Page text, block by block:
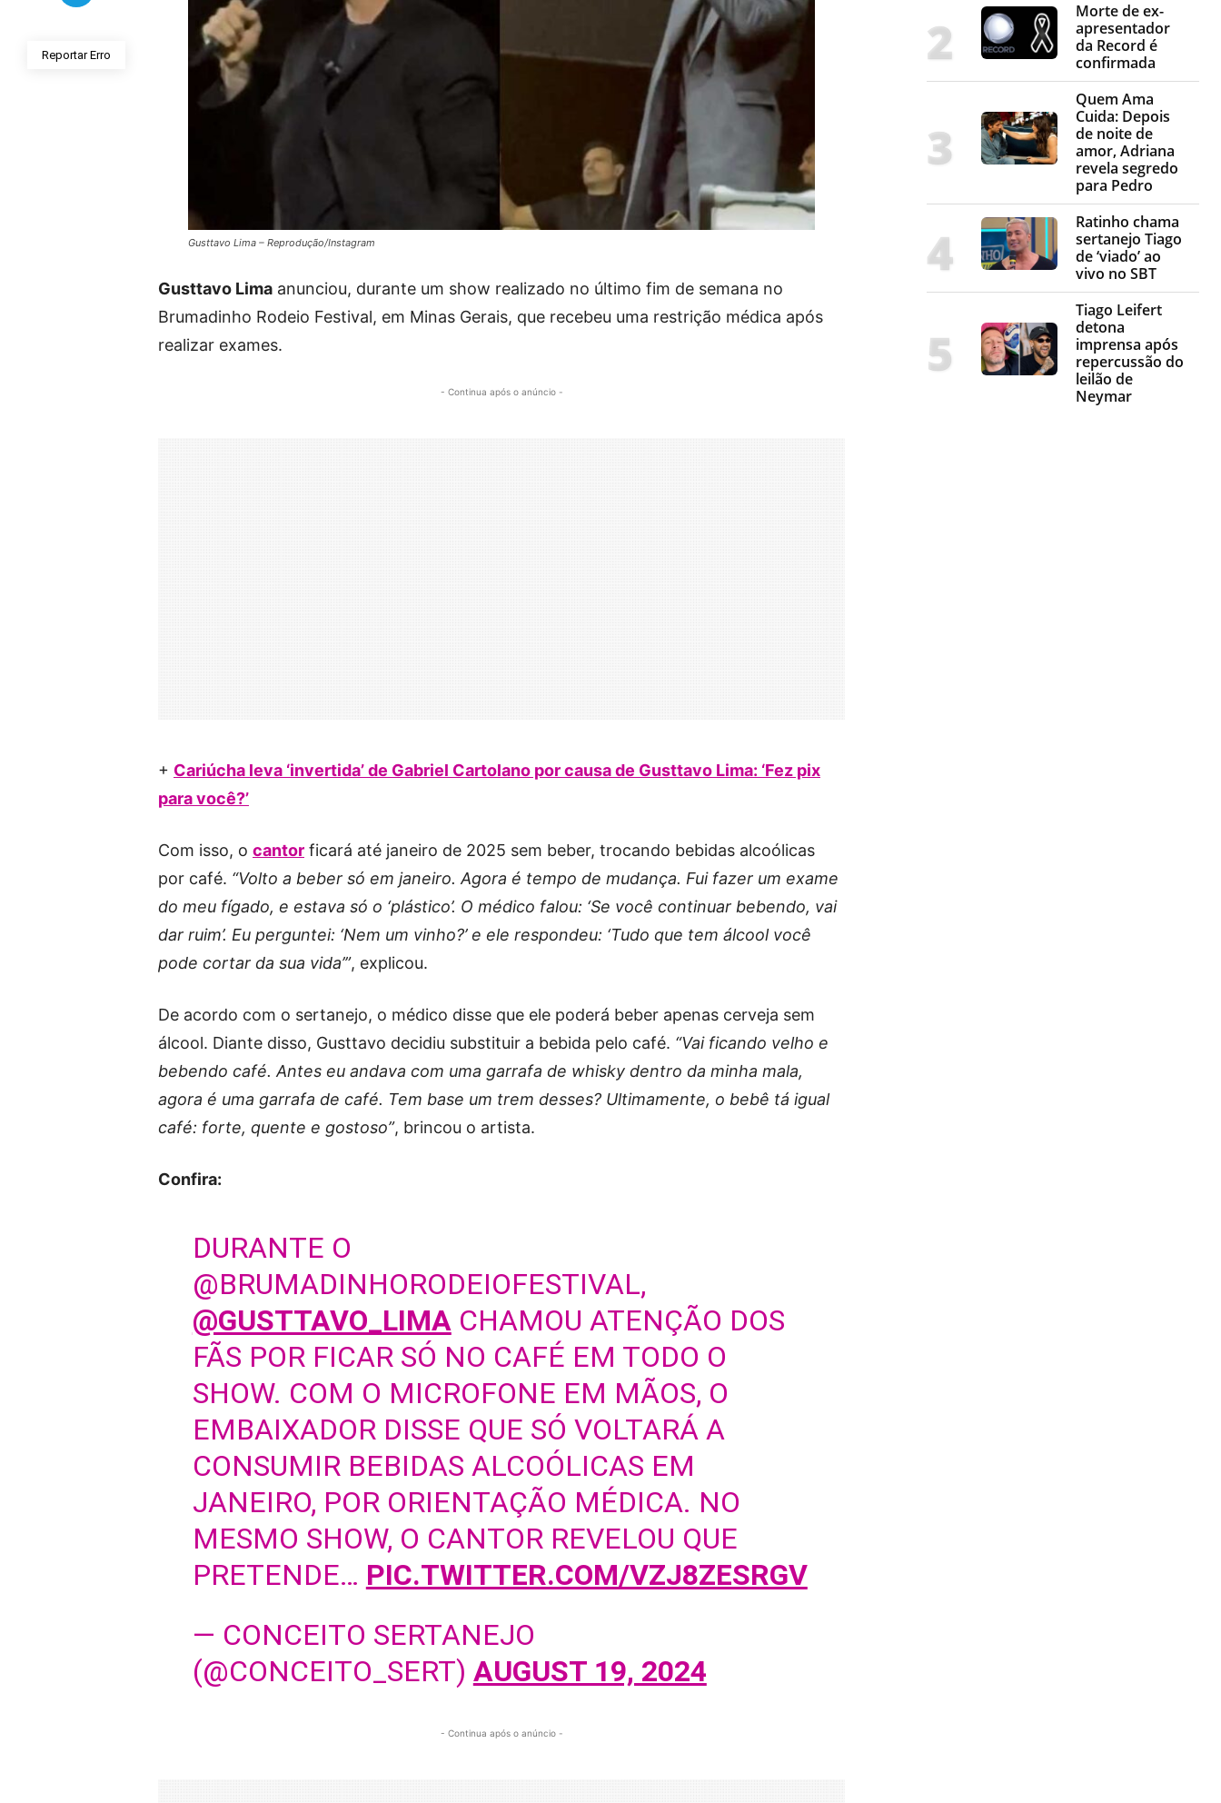
Reportar Erro
Gusttavo Lima – Reprodução/Instagram
Gusttavo Lima anunciou, durante um show realizado no último fim de semana no
Brumadinho Rodeio Festival, em Minas Gerais, que recebeu uma restrição médica após
realizar exames.
- Continua após o anúncio -
+ Cariúcha leva ‘invertida’ de Gabriel Cartolano por causa de Gusttavo Lima: ‘Fez pix
para você?’
Com isso, o cantor ficará até janeiro de 2025 sem beber, trocando bebidas alcoólicas
por café. “Volto a beber só em janeiro. Agora é tempo de mudança. Fui fazer um exame
do meu fígado, e estava só o ‘plástico’. O médico falou: ‘Se você continuar bebendo, vai
dar ruim’. Eu perguntei: ‘Nem um vinho?’ e ele respondeu: ‘Tudo que tem álcool você
pode cortar da sua vida’”, explicou.
De acordo com o sertanejo, o médico disse que ele poderá beber apenas cerveja sem
álcool. Diante disso, Gusttavo decidiu substituir a bebida pelo café. “Vai ficando velho e
bebendo café. Antes eu andava com uma garrafa de whisky dentro da minha mala,
agora é uma garrafa de café. Tem base um trem desses? Ultimamente, o bebê tá igual
café: forte, quente e gostoso”, brincou o artista.
Confira:
DURANTE O
@BRUMADINHORODEIOFESTIVAL,
@GUSTTAVO_LIMACHAMOU ATENÇÃO DOS
FÃS POR FICAR SÓ NO CAFÉ EM TODO O
SHOW. COM O MICROFONE EM MÃOS, O
EMBAIXADOR DISSE QUE SÓ VOLTARÁ A
CONSUMIR BEBIDAS ALCOÓLICAS EM
JANEIRO, POR ORIENTAÇÃO MÉDICA. NO
MESMO SHOW, O CANTOR REVELOU QUE
PRETENDE… PIC.TWITTER.COM/VZJ8ZESRGV
— CONCEITO SERTANEJO
(@CONCEITO_SERT) AUGUST 19, 2024
- Continua após o anúncio -
Morte de ex-
apresentador
da Record é
confirmada
Quem Ama
Cuida: Depois
de noite de
amor, Adriana
revela segredo
para Pedro
Ratinho chama
sertanejo Tiago
de ‘viado’ ao
vivo no SBT
Tiago Leifert
detona
imprensa após
repercussão do
leilão de
Neymar